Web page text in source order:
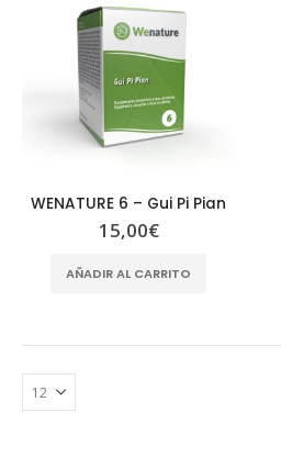
WENATURE 6 – Gui Pi Pian
15,00€
AÑADIR AL CARRITO